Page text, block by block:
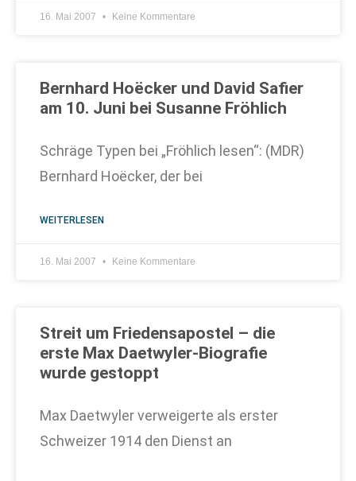
16. Mai 2007 Keine Kommentare
Bernhard Hoëcker und David Safier
am 10. Juni bei Susanne Fröhlich
Schräge Typen bei „Fröhlich lesen“: (MDR)
Bernhard Hoëcker, der bei
WEITERLESEN
16. Mai 2007 Keine Kommentare
Streit um Friedensapostel – die
erste Max Daetwyler-Biografie
wurde gestoppt
Max Daetwyler verweigerte als erster
Schweizer 1914 den Dienst an